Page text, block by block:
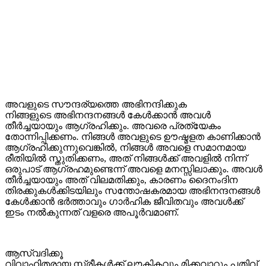
അവളുടെ സൗന്ദര്യത്തെ അഭിനന്ദിക്കുക
നിങ്ങളുടെ അഭിനന്ദനങ്ങൾ കേൾക്കാൻ അവൾ
തീർച്ചയായും ആഗ്രഹിക്കും. അവരെ പ്രത്യേകം
തോന്നിപ്പിക്കണം. നിങ്ങൾ അവളുടെ ഊഷ്മളത കാണിക്കാൻ
ആഗ്രഹിക്കുന്നുവെങ്കിൽ, നിങ്ങൾ അവളെ സമാനമായ
രീതിയിൽ സ്തുതിക്കണം, അത് നിങ്ങൾക്ക് അവളിൽ നിന്ന്
ഒരുപാട് ആഗ്രഹമുണ്ടെന്ന് അവളെ മനസ്സിലാക്കും. അവൾ
തീർച്ചയായും അത് വിലമതിക്കും, കാരണം ദൈനംദിന
തിരക്കുകൾക്കിടയിലും സന്തോഷകരമായ അഭിനന്ദനങ്ങൾ
കേൾക്കാൻ ഭർത്താവും ഗാർഹിക ജീവിതവും അവൾക്ക്
ഇടം നൽകുന്നത് വളരെ അപൂർവമാണ്.
ആസ്വദിക്കൂ